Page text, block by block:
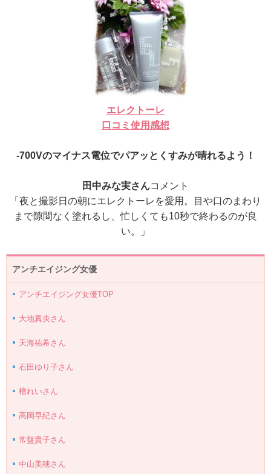
エレクトーレ
口コミ使用感想
-700Vのマイナス電位でパアッとくすみが晴れるよう！
田中みな実さんコメント
「夜と撮影日の朝にエレクトーレを愛用。目や口のまわり
まで隙間なく塗れるし、忙しくても10秒で終わるのが良
い。」
アンチエイジング女優
アンチエイジング女優TOP
大地真央さん
天海祐希さん
石田ゆり子さん
檀れいさん
高岡早紀さん
常盤貴子さん
中山美穂さん